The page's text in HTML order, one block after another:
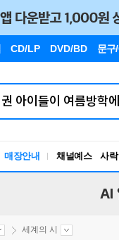
CD/LP DVD/BD 문구
매장안내 채널예스 사락
AI
세계의 시